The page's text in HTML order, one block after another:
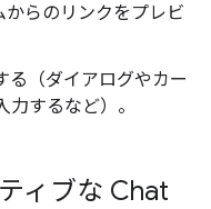
らのリンクをプレビ
る（ダイアログやカー
するなど）。
ィブな Chat